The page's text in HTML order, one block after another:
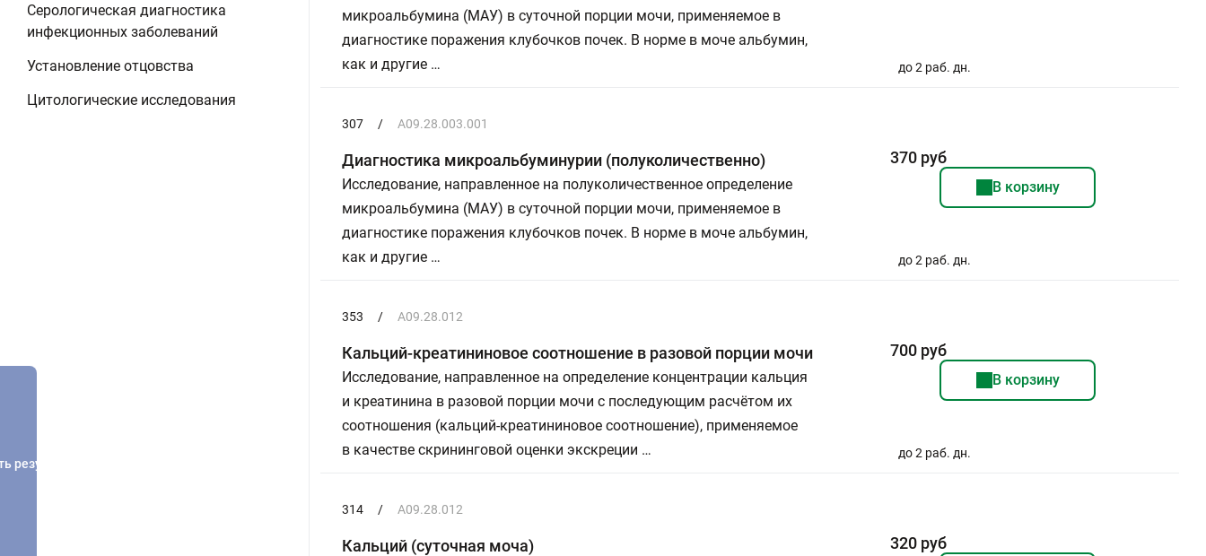
Серологическая диагностика
инфекционных заболеваний
Установление отцовства
Цитологические исследования
микроальбумина (МАУ) в суточной порции мочи, применяемое в
диагностике поражения клубочков почек. В норме в моче альбумин,
как и другие …
до 2 раб. дн.
307 / A09.28.003.001
Диагностика микроальбуминурии (полуколичественно)
Исследование, направленное на полуколичественное определение
микроальбумина (МАУ) в суточной порции мочи, применяемое в
диагностике поражения клубочков почек. В норме в моче альбумин,
как и другие …
370 руб
В корзину
до 2 раб. дн.
353 / A09.28.012
Кальций-креатининовое соотношение в разовой порции мочи
Исследование, направленное на определение концентрации кальция
и креатинина в разовой порции мочи с последующим расчётом их
соотношения (кальций-креатининовое соотношение), применяемое
в качестве скрининговой оценки экскреции …
700 руб
В корзину
до 2 раб. дн.
314 / A09.28.012
Кальций (суточная моча) 320 руб
результатов